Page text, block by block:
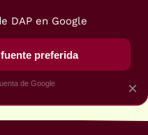
×
DAP en Google
preferida
de Google